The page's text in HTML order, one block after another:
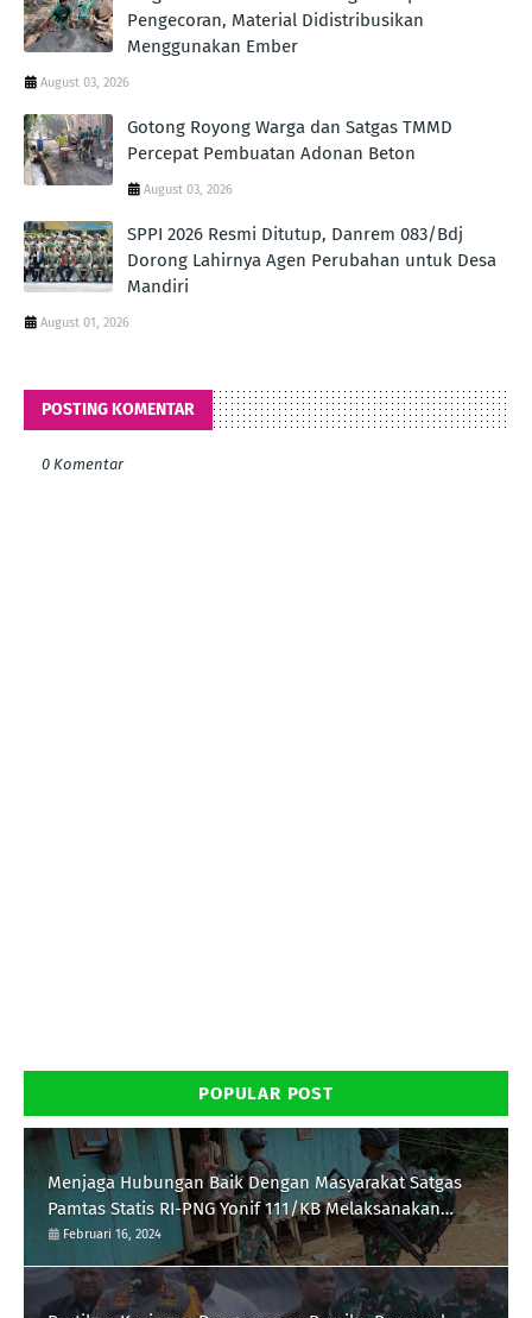
Pengecoran, Material Didistribusikan
Menggunakan Ember
August 03, 2026
Gotong Royong Warga dan Satgas TMMD
Percepat Pembuatan Adonan Beton
August 03, 2026
SPPI 2026 Resmi Ditutup, Danrem 083/Bdj
Dorong Lahirnya Agen Perubahan untuk Desa
Mandiri
August 01, 2026
POSTING KOMENTAR
0 Komentar
POPULAR POST
Menjaga Hubungan Baik Dengan Masyarakat Satgas
Pamtas Statis RI-PNG Yonif 111/KB Melaksanakan
Silaturrahmi
Februari 16, 2024